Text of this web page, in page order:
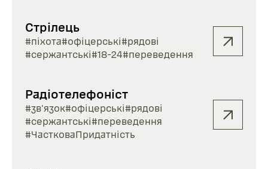
Стрілець
#піхота#офіцерські#рядові
#сержантські#18-24#переведення
Радіотелефоніст
#зв'язок#офіцерські#рядові
#сержантські#переведення
#ЧастковаПридатність